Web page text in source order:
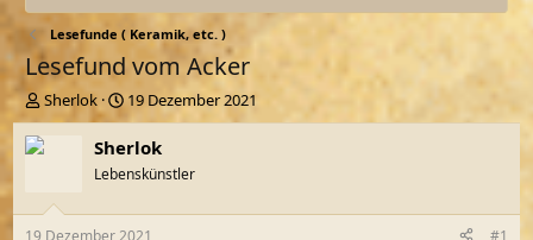
Lesefunde ( Keramik, etc. )
Lesefund vom Acker
E
r
s
l
Sherlok
E
r
s
e
l
19 Dezember 2021
Sherlok
Lebenskünstler
19 Dezember 2021 #1